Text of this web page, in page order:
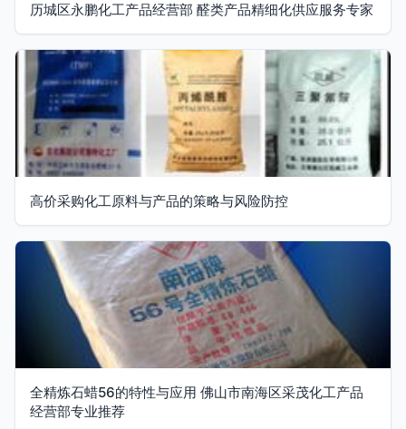
历城区永鹏化工产品经营部 醛类产品精细化供应服务专家
高价采购化工原料与产品的策略与风险防控
全精炼石蜡56的特性与应用 佛山市南海区采茂化工产品
经营部专业推荐